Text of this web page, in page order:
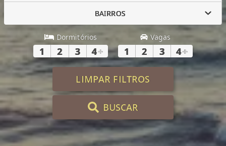
BAIRROS
Dormitórios
1 2 3 4+
Vagas
1 2 3 4+
LIMPAR FILTROS
BUSCAR